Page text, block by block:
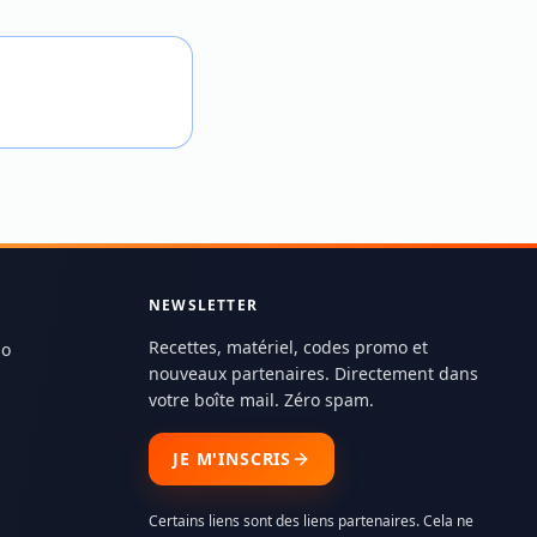
NEWSLETTER
Recettes, matériel, codes promo et
nouveaux partenaires. Directement dans
votre boîte mail. Zéro spam.
JE M'INSCRIS
Certains liens sont des liens partenaires. Cela ne